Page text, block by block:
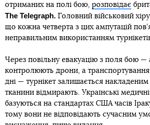
отриманих на полі бою, розповідає
The Telegraph. Головний військовий
що кожна четверта з цих ампутацій
неправильним використанням
Через повільну евакуацію з поля бою
контролюють дрони, а
дні — турнікет залишається накладеним
тканини відмирають. Українські
базуються на стандартах США часів
тому вони не відповідають сучасним